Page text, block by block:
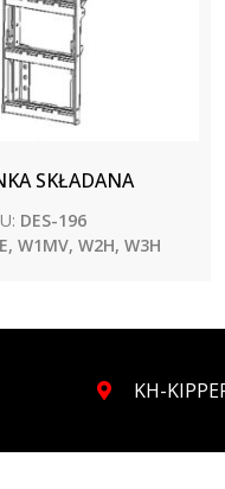
SKŁADANA
DES-196
W1MV, W2H, W3H
KH-